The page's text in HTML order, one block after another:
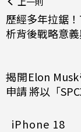
歷經多年拉鋸
析背後戰略意
揭開Elon
申請 將以「
iPhone 18